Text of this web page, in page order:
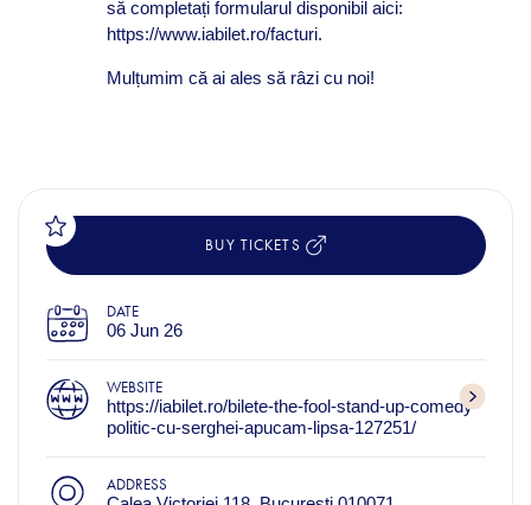
să completați formularul disponibil aici:
https://www.iabilet.ro/facturi.
Mulțumim că ai ales să râzi cu noi!
BUY TICKETS
DATE
06 Jun 26
WEBSITE
https://iabilet.ro/bilete-the-fool-stand-up-comedy-
politic-cu-serghei-apucam-lipsa-127251/
ADDRESS